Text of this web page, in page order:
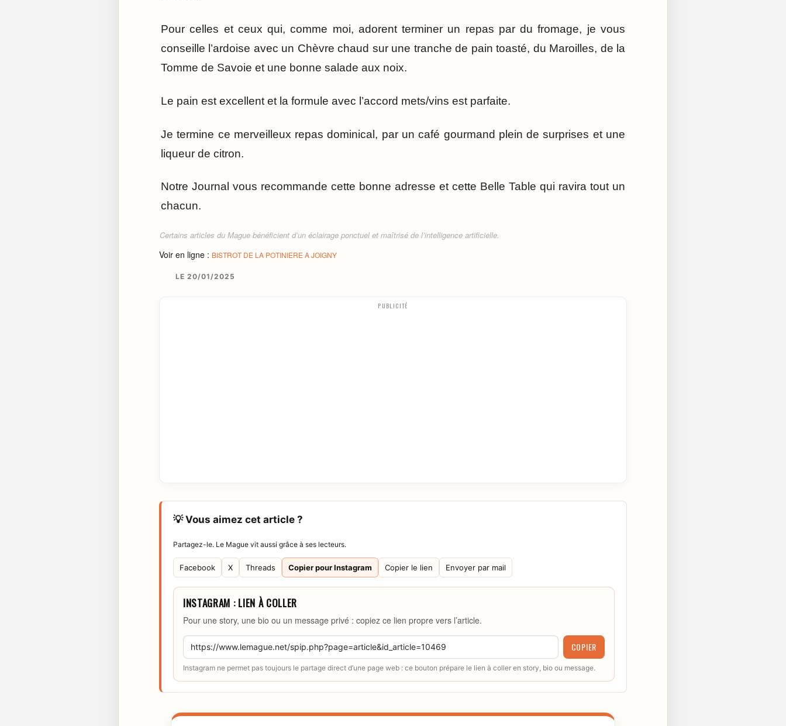
Pour celles et ceux qui, comme moi, adorent terminer un repas par du fromage, je vous
conseille l’ardoise avec un Chèvre chaud sur une tranche de pain toasté, du Maroilles, de la
Tomme de Savoie et une bonne salade aux noix.
Le pain est excellent et la formule avec l’accord mets/vins est parfaite.
Je termine ce merveilleux repas dominical, par un café gourmand plein de surprises et une
liqueur de citron.
Notre Journal vous recommande cette bonne adresse et cette Belle Table qui ravira tout un
chacun.
Certains articles du Mague bénéficient d’un éclairage ponctuel et maîtrisé de l’intelligence artificielle.
Voir en ligne : BISTROT DE LA POTINIERE A JOIGNY
LE 20/01/2025
PUBLICITÉ
💡 Vous aimez cet article ?
Partagez-le. Le Mague vit aussi grâce à ses lecteurs.
Facebook X Threads Copier pour Instagram Copier le lien Envoyer par mail
INSTAGRAM : LIEN À COLLER
Pour une story, une bio ou un message privé : copiez ce lien propre vers l’article.
COPIER
Instagram ne permet pas toujours le partage direct d’une page web : ce bouton prépare le lien à coller en story, bio ou message.